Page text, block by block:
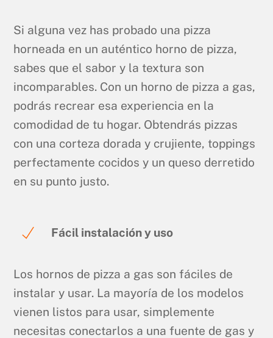
Si alguna vez has probado una pizza
horneada en un auténtico horno de pizza,
sabes que el sabor y la textura son
incomparables. Con un horno de pizza a gas,
podrás recrear esa experiencia en la
comodidad de tu hogar. Obtendrás pizzas
con una corteza dorada y crujiente, toppings
perfectamente cocidos y un queso derretido
en su punto justo.
Fácil instalación y uso
Los hornos de pizza a gas son fáciles de
instalar y usar. La mayoría de los modelos
vienen listos para usar, simplemente
necesitas conectarlos a una fuente de gas y